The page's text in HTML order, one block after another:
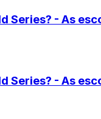
Series? - As
Series? - As